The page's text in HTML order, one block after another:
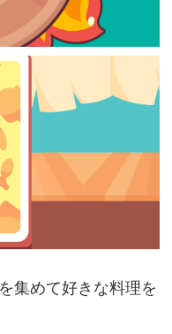
集めて好きな料理を